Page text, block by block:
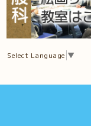
Select Language ▼